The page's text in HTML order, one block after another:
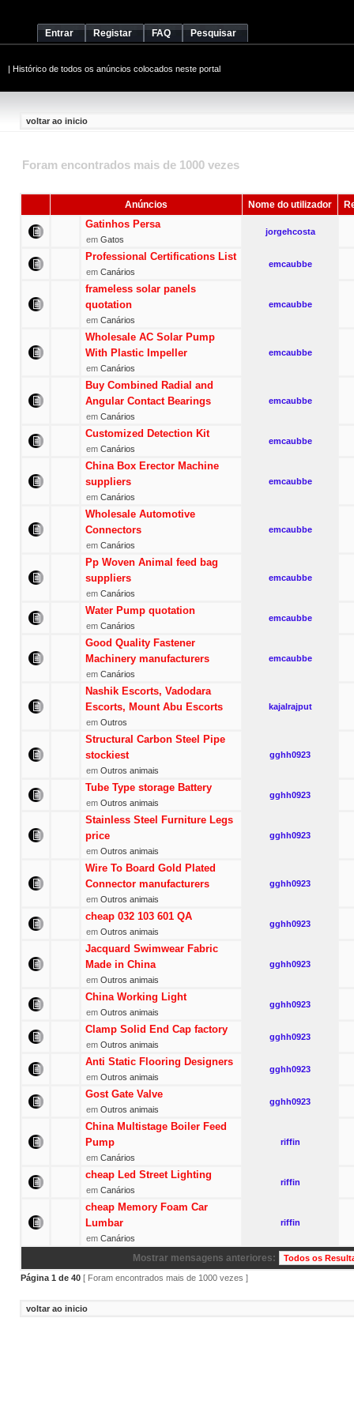
Entrar Registar FAQ Pesquisar
| Histórico de todos os anúncios colocados neste portal
voltar ao inicio
Foram encontrados mais de 1000 vezes
Anúncios Nome do utilizador
Gatinhos Persa
em Gatos
jorgehcosta
Professional Certifications List
em Canários
emcaubbe
frameless solar panels
quotation
em Canários
emcaubbe
Wholesale AC Solar Pump
With Plastic Impeller
em Canários
emcaubbe
Buy Combined Radial and
Angular Contact Bearings
em Canários
emcaubbe
Customized Detection Kit
em Canários
emcaubbe
China Box Erector Machine
suppliers
em Canários
emcaubbe
Wholesale Automotive
Connectors
em Canários
emcaubbe
Pp Woven Animal feed bag
suppliers
em Canários
emcaubbe
Water Pump quotation
em Canários
emcaubbe
Good Quality Fastener
Machinery manufacturers
em Canários
emcaubbe
Nashik Escorts, Vadodara
Escorts, Mount Abu Escorts
em Outros
kajalrajput
Structural Carbon Steel Pipe
stockiest
em Outros animais
gghh0923
Tube Type storage Battery
em Outros animais
gghh0923
Stainless Steel Furniture Legs
price
em Outros animais
gghh0923
Wire To Board Gold Plated
Connector manufacturers
em Outros animais
gghh0923
cheap 032 103 601 QA
em Outros animais
gghh0923
Jacquard Swimwear Fabric
Made in China
em Outros animais
gghh0923
China Working Light
em Outros animais
gghh0923
Clamp Solid End Cap factory
em Outros animais
gghh0923
Anti Static Flooring Designers
em Outros animais
gghh0923
Gost Gate Valve
em Outros animais
gghh0923
China Multistage Boiler Feed
Pump
em Canários
riffin
cheap Led Street Lighting
em Canários
riffin
cheap Memory Foam Car
Lumbar
em Canários
riffin
Mostrar mensagens anteriores:
Página 1 de 40 [ Foram encontrados mais de 1000 vezes ]
voltar ao inicio